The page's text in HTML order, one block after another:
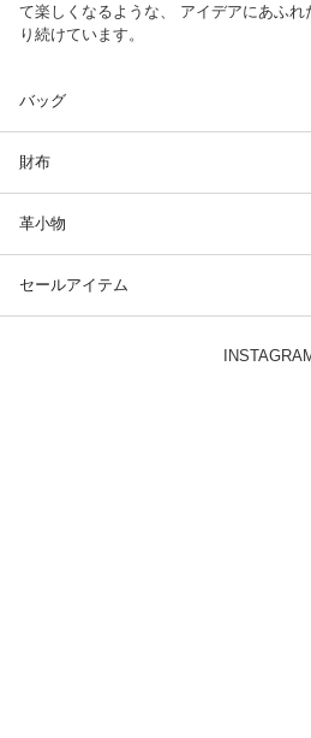
て楽しくなるような、 アイデアにあふ
り続けています。
バッグ
財布
革小物
セールアイテム